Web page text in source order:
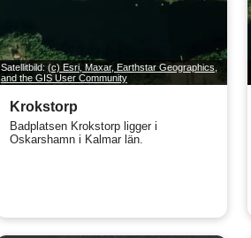
Satellitbild: (c) Esri, Maxar, Earthstar Geographics,
and the GIS User Community
Krokstorp
Badplatsen Krokstorp ligger i
Oskarshamn i Kalmar län.